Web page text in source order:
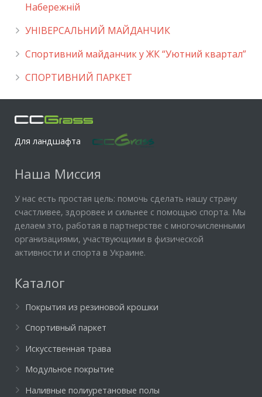
Набережній
УНІВЕРСАЛЬНИЙ МАЙДАНЧИК
Cпортивний майданчик у ЖК “Уютний квартал”
СПОРТИВНИЙ ПАРКЕТ
Для ландшафта
Наша Миссия
У нас есть простая цель: помочь сделать нашу страну
счастливее, здоровее и сильнее с помощью спорта. Мы
делаем это, работая в партнерстве с многочисленными
организациями, участвующими в физической
активности и спорта в Украине.
Каталог
Покрытия из резиновой крошки
Спортивный паркет
Искусственная трава
Модульное покрытие
Наливные полиуретановые полы